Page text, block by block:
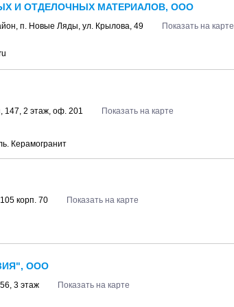
И ОТДЕЛОЧНЫХ МАТЕРИАЛОВ, ООО
, п. Новые Ляды, ул. Крылова, 49
Показать на карте
147, 2 этаж, оф. 201
Показать на карте
Керамогранит
корп. 70
Показать на карте
ООО
, 3 этаж
Показать на карте